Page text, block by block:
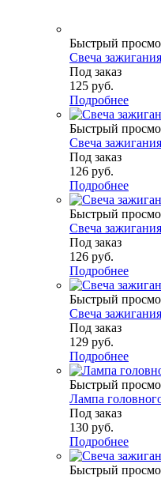
Быстрый
Свеча
Под заказ
125 руб.
Подробнее
Быстрый
Свеча
Под заказ
126 руб.
Подробнее
Быстрый
Свеча
Под заказ
126 руб.
Подробнее
Быстрый
Свеча
Под заказ
129 руб.
Подробнее
Быстрый
Лампа
Под заказ
130 руб.
Подробнее
Быстрый